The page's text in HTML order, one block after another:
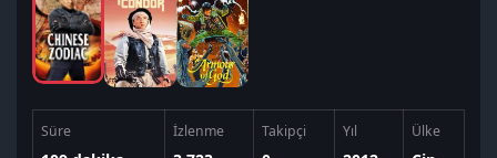
Süre İzlenme Takipçi Yıl Ülke